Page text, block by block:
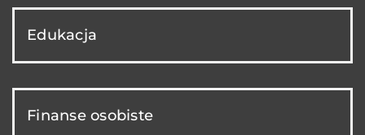
Edukacja
Finanse osobiste